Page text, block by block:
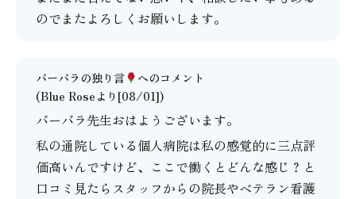
のでまたよろしくお願いします。
バーバラの独り言
へのコメント
(Blue Roseより[08/01])
バーバラ先生おはようございます。
私の通院している個人病院は私の感覚的に三点評
価高いんですけど、ここで働くとどんな感じ？と
口コミ見たらスタッフからの院長やベテラン看護